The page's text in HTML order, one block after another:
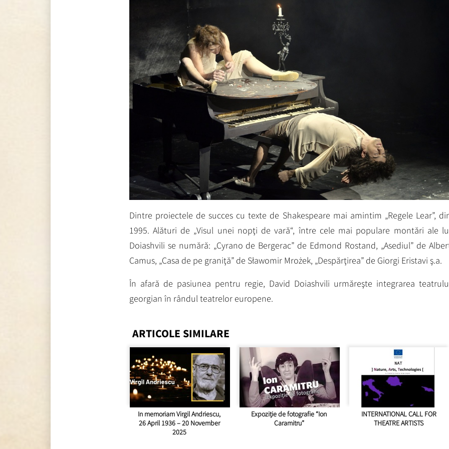
Dintre proiectele de succes cu texte de Shakespeare mai amintim „Regele Lear”,
1995. Alături de „Visul unei nopţi de vară“, între cele mai populare montări ale
Doiashvili se numără: „Cyrano de Bergerac” de Edmond Rostand, „Asediul” de
Camus, „Casa de pe graniţă” de Sławomir Mrożek, „Despărţirea” de Giorgi Eristavi ş.a.
În afară de pasiunea pentru regie, David Doiashvili urmăreşte integrarea
georgian în rândul teatrelor europene.
ARTICOLE SIMILARE
In memoriam Virgil Andriescu,
26 April 1936 – 20 November
2025
Expoziție de fotografie “Ion
Caramitru”
INTERNATIONAL CALL FOR
THEATRE ARTISTS